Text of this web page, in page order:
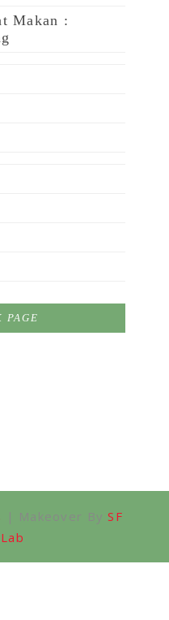
Makan :
PAGE
| Makeover BySF